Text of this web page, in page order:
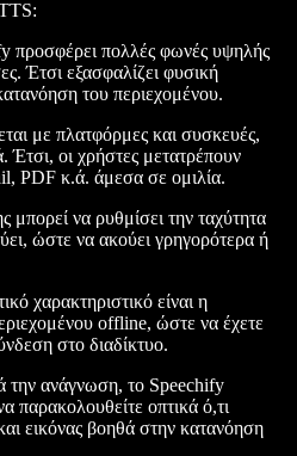
:
προσφέρει πολλές φωνές υψηλής
Έτσι εξασφαλίζει φυσική
του περιεχομένου.
με πλατφόρμες και συσκευές,
Έτσι, οι χρήστες μετατρέπουν
PDF κ.ά. άμεσα σε ομιλία.
μπορεί να ρυθμίσει την ταχύτητα
ώστε να ακούει γρηγορότερα ή
χαρακτηριστικό είναι η
offline, ώστε να έχετε
στο διαδίκτυο.
την ανάγνωση, το Speechify
παρακολουθείτε οπτικά ό,τι
εικόνας βοηθά στην κατανόηση